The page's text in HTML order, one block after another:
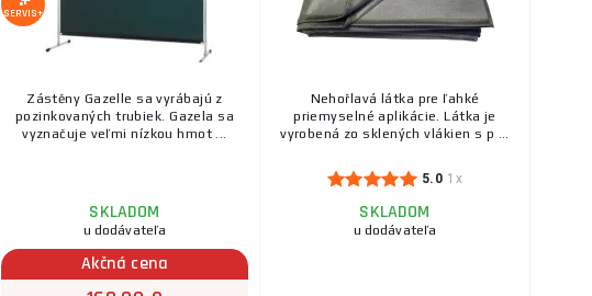
SERVIS+
Zástěny Gazelle sa vyrábajú z
pozinkovaných trubiek. Gazela sa
vyznačuje veľmi nízkou hmot ...
SKLADOM
u dodávateľa
Akčná cena
Nehořlavá látka pre ľahké
priemyselné aplikácie. Látka je
vyrobená zo sklených vlákien s p ...
5.0 1x
SKLADOM
u dodávateľa